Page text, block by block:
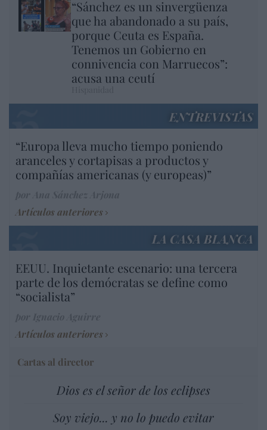
“Sánchez es un sinvergüenza
que ha abandonado a su país,
porque Ceuta es España.
Tenemos un Gobierno en
connivencia con Marruecos”:
acusa una ceutí
ENTREVISTAS
“Europa lleva mucho tiempo poniendo
aranceles y cortapisas a productos y
compañías americanas (y europeas)”
Artículos anteriores
LA CASA BLANCA
EEUU. Inquietante escenario: una tercera
parte de los demócratas se define como
“socialista”
Artículos anteriores
Cartas al director
Dios es el señor de los eclipses
Soy viejo... y no lo puedo evitar